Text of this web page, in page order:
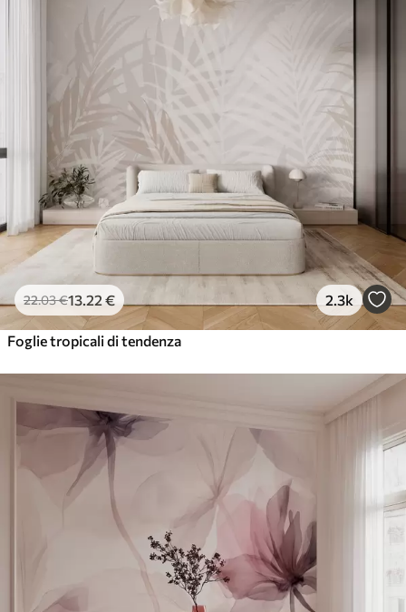
22.03€13 .22 € 2.3k
Foglie tropicali di tendenza